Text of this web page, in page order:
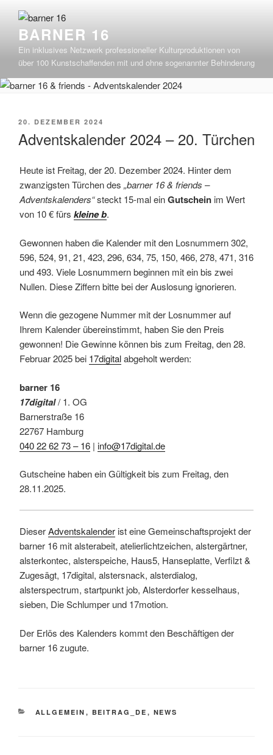
Inhalt
springenBARNER 16
Ein inklusives Netzwerk professioneller Kulturproduktionen von
über 100 Kunstschaffenden mit und ohne sogenannter Behinderung
VERÖFFENTLICHT
20. DEZEMBER 2024
Adventskalender 2024 – 20. Türchen
Heute ist Freitag, der 20. Dezember 2024. Hinter dem
zwanzigsten Türchen des „barner 16 & friends –
Adventskalenders“steckt 15-mal einGutschein im Wert
von 10 € fürs kleine b.
Gewonnen haben die Kalender mit den Losnummern 302,
596, 524, 91, 21, 423, 296, 634, 75, 150, 466, 278, 471, 316
und 493. Viele Losnummern beginnen mit ein bis zwei
Nullen. Diese Ziffern bitte bei der Auslosung ignorieren.
Wenn die gezogene Nummer mit der Losnummer auf
Ihrem Kalender übereinstimmt, haben Sie den Preis
gewonnen! Die Gewinne können bis zum Freitag, den 28.
Februar 2025 bei 17digitalabgeholt werden:
barner 16
17digital/ 1. OG
Barnerstraße 16
22767 Hamburg
040 22 62 73 – 16 | info@17digital.de
Gutscheine haben ein Gültigkeit bis zum Freitag, den
28.11.2025.
DieserAdventskalender ist eine Gemeinschaftsprojekt der
barner 16 mit alsterabeit, atelierlichtzeichen, alstergärtner,
alsterkontec, alsterspeiche, Haus5, Hanseplatte, Verfilzt &
Zugesägt, 17digital, alstersnack, alsterdialog,
alsterspectrum, startpunkt job, Alsterdorfer kesselhaus,
sieben, Die Schlumper und 17motion.
Der Erlös des Kalenders kommt den Beschäftigen der
barner 16 zugute.
KATEGORIEN
ALLGEMEIN , BEITRAG_DE , NEWS